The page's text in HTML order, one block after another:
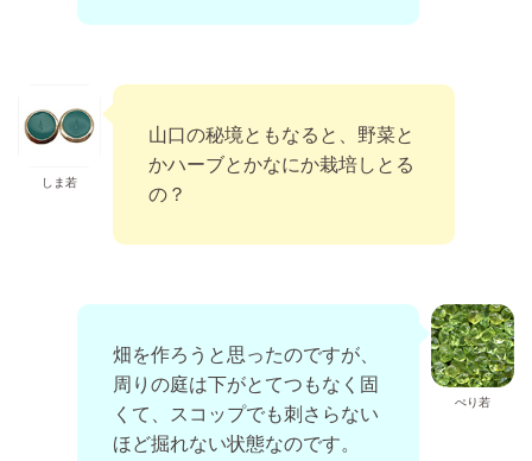
しま若
山口の秘境ともなると、野菜と
かハーブとかなにか栽培しとる
の？
ぺり若
畑を作ろうと思ったのですが、
周りの庭は下がとてつもなく固
くて、スコップでも刺さらない
ほど掘れない状態なのです。